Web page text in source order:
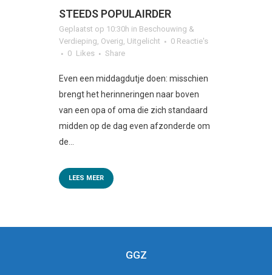
STEEDS POPULAIRDER
Geplaatst op 10:30h in Beschouwing &
Verdieping Overig Uitgelicht
0 Reactie's
0 Likes Share
Even een middagdutje doen: misschien
brengt het herinneringen naar boven
van een opa of oma die zich standaard
midden op de dag even afzonderde om
de...
LEES MEER
GGZ